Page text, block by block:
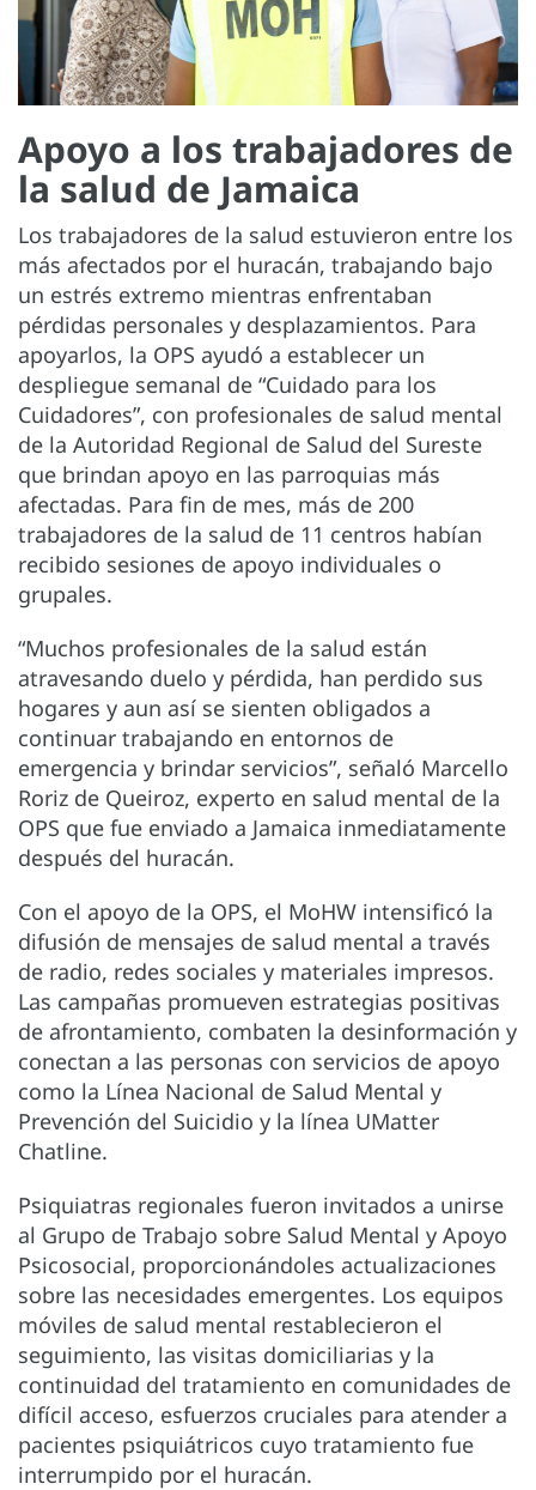
Apoyo a los trabajadores de
la salud de Jamaica
Los trabajadores de la salud estuvieron entre los
más afectados por el huracán, trabajando bajo
un estrés extremo mientras enfrentaban
pérdidas personales y desplazamientos. Para
apoyarlos, la OPS ayudó a establecer un
despliegue semanal de “Cuidado para los
Cuidadores”, con profesionales de salud mental
de la Autoridad Regional de Salud del Sureste
que brindan apoyo en las parroquias más
afectadas. Para fin de mes, más de 200
trabajadores de la salud de 11 centros habían
recibido sesiones de apoyo individuales o
grupales.
“Muchos profesionales de la salud están
atravesando duelo y pérdida, han perdido sus
hogares y aun así se sienten obligados a
continuar trabajando en entornos de
emergencia y brindar servicios”, señaló Marcello
Roriz de Queiroz, experto en salud mental de la
OPS que fue enviado a Jamaica inmediatamente
después del huracán.
Con el apoyo de la OPS, el MoHW intensificó la
difusión de mensajes de salud mental a través
de radio, redes sociales y materiales impresos.
Las campañas promueven estrategias positivas
de afrontamiento, combaten la desinformación y
conectan a las personas con servicios de apoyo
como la Línea Nacional de Salud Mental y
Prevención del Suicidio y la línea UMatter
Chatline.
Psiquiatras regionales fueron invitados a unirse
al Grupo de Trabajo sobre Salud Mental y Apoyo
Psicosocial, proporcionándoles actualizaciones
sobre las necesidades emergentes. Los equipos
móviles de salud mental restablecieron el
seguimiento, las visitas domiciliarias y la
continuidad del tratamiento en comunidades de
difícil acceso, esfuerzos cruciales para atender a
pacientes psiquiátricos cuyo tratamiento fue
interrumpido por el huracán.